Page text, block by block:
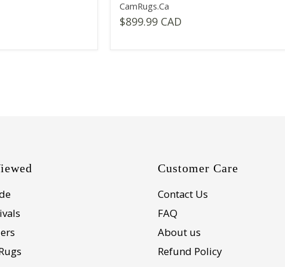
CamRugs.Ca
$899.99 CAD
Customer Care
Contact Us
FAQ
About us
Refund Policy